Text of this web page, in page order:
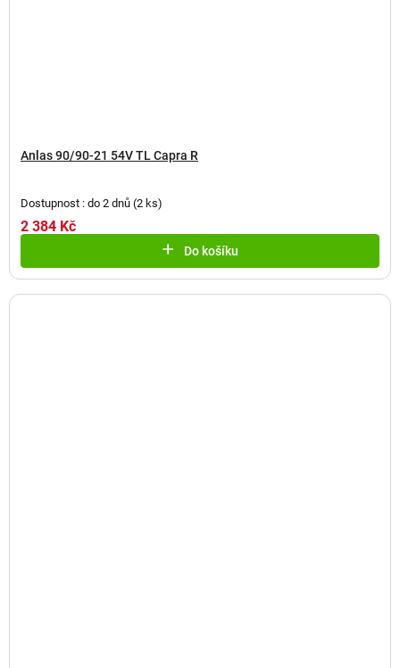
Anlas 90/90-21 54V TL Capra R
Dostupnost : do 2 dnů (2 ks)
2 384 Kč
Do košíku